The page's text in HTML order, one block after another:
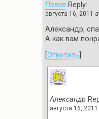
Павел Reply:
августа 16, 2011
Александр,
А как вам
Ответить
Александр
августа 16,